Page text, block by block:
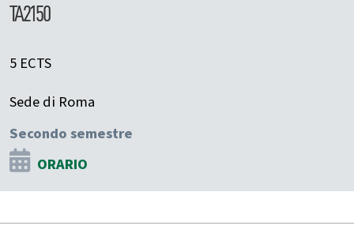
TA2150
5 ECTS
Sede di Roma
Secondo semestre
ORARIO